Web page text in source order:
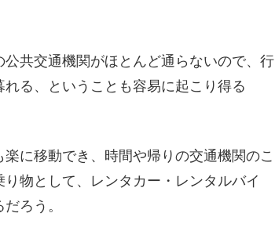
共交通機関がほとんど通らないので、行
る、ということも容易に起こり得る
に移動でき、時間や帰りの交通機関のこ
物として、レンタカー・レンタルバイ
ろう。